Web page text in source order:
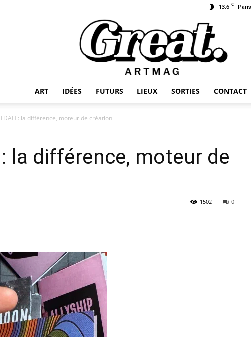
13.6 C Paris
ART IDÉES FUTURS LIEUX SORTIES CONTACT
: la différence, moteur de création
la différence, moteur de
0
1502